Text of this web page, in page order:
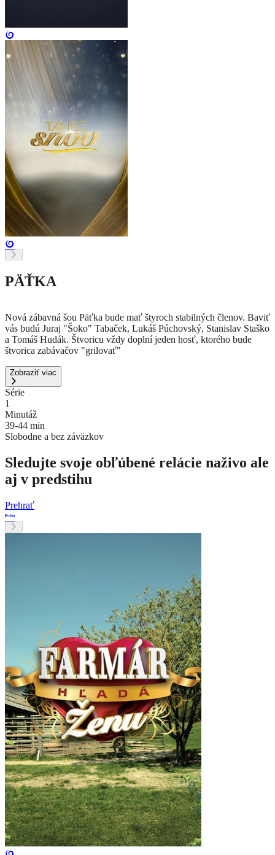
PÄŤKA
Nová zábavná šou Päťka bude mať štyroch stabilných členov. Baviť
vás budú Juraj "Šoko" Tabaček, Lukáš Púchovský, Stanislav Staško
a Tomáš Hudák. Štvoricu vždy doplní jeden hosť, ktorého bude
štvorica zabávačov "grilovať"
Zobraziť viac
Série
1
Minutáž
39-44 min
Slobodne a bez záväzkov
Sledujte svoje obľúbené relácie naživo ale
aj v predstihu
Prehrať